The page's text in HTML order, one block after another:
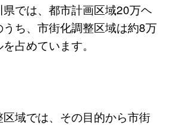
県では、都市計画区域20万ヘ
うち、市街化調整区域は約8万
占めています。
域では、その目的から市街